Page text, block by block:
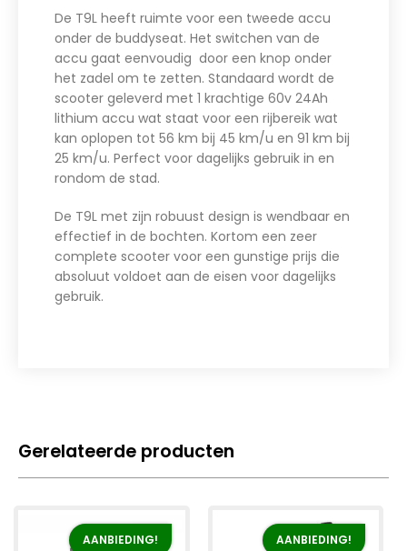
De T9L heeft ruimte voor een tweede accu
onder de buddyseat. Het switchen van de
accu gaat eenvoudig door een knop onder
het zadel om te zetten. Standaard wordt de
scooter geleverd met 1 krachtige 60v 24Ah
lithium accu wat staat voor een rijbereik wat
kan oplopen tot 56 km bij 45 km/u en 91 km bij
25 km/u. Perfect voor dagelijks gebruik in en
rondom de stad.
De T9L met zijn robuust design is wendbaar en
effectief in de bochten. Kortom een zeer
complete scooter voor een gunstige prijs die
absoluut voldoet aan de eisen voor dagelijks
gebruik.
Gerelateerde producten
AANBIEDING! AANBIEDING!